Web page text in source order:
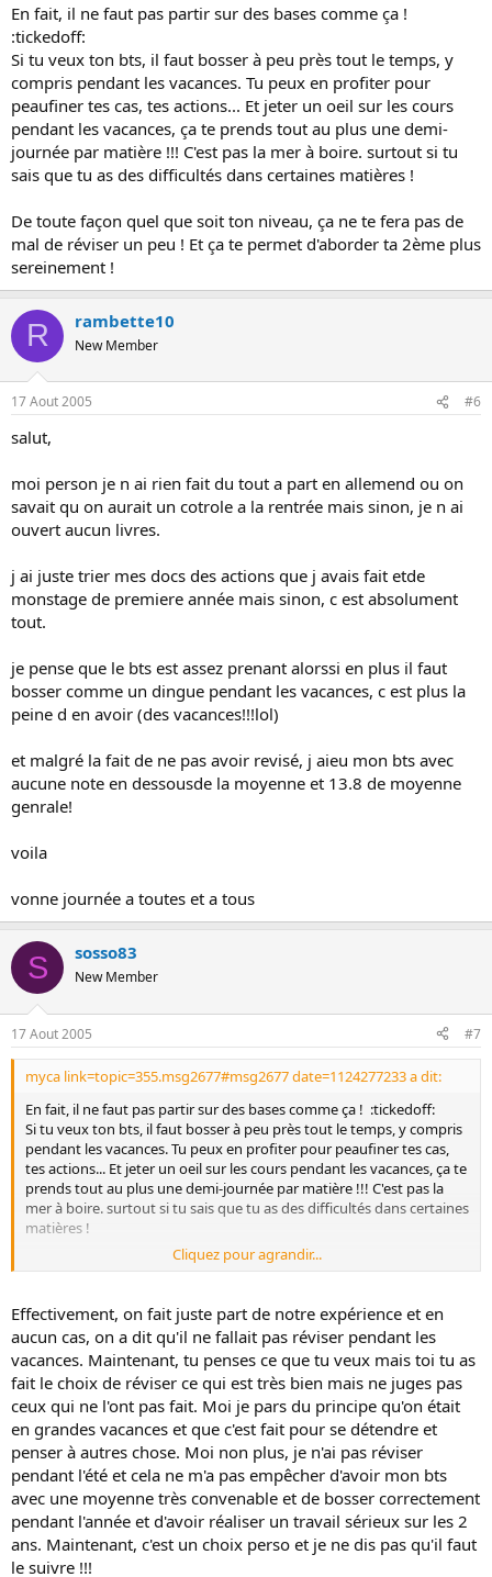
En fait, il ne faut pas partir sur des bases comme ça !
:tickedoff:
Si tu veux ton bts, il faut bosser à peu près tout le temps, y
compris pendant les vacances. Tu peux en profiter pour
peaufiner tes cas, tes actions... Et jeter un oeil sur les cours
pendant les vacances, ça te prends tout au plus une demi-
journée par matière !!! C'est pas la mer à boire. surtout si tu
sais que tu as des difficultés dans certaines matières !
De toute façon quel que soit ton niveau, ça ne te fera pas de
mal de réviser un peu ! Et ça te permet d'aborder ta 2ème plus
sereinement !
R rambette10
New Member
17 Aout 2005 #6
salut,
moi person je n ai rien fait du tout a part en allemend ou on
savait qu on aurait un cotrole a la rentrée mais sinon, je n ai
ouvert aucun livres.
j ai juste trier mes docs des actions que j avais fait etde
monstage de premiere année mais sinon, c est absolument
tout.
je pense que le bts est assez prenant alorssi en plus il faut
bosser comme un dingue pendant les vacances, c est plus la
peine d en avoir (des vacances!!!lol)
et malgré la fait de ne pas avoir revisé, j aieu mon bts avec
aucune note en dessousde la moyenne et 13.8 de moyenne
genrale!
voila
vonne journée a toutes et a tous
S sosso83
New Member
17 Aout 2005 #7
myca link=topic=355.msg2677#msg2677 date=1124277233 a dit:
En fait, il ne faut pas partir sur des bases comme ça ! :tickedoff:
Si tu veux ton bts, il faut bosser à peu près tout le temps, y compris
pendant les vacances. Tu peux en profiter pour peaufiner tes cas,
tes actions... Et jeter un oeil sur les cours pendant les vacances, ça te
prends tout au plus une demi-journée par matière !!! C'est pas la
mer à boire. surtout si tu sais que tu as des difficultés dans certaines
matières !
De toute façon quel que soit ton niveau, ça ne te fera pas de mal de
!
Cliquez pour agrandir...
Effectivement, on fait juste part de notre expérience et en
aucun cas, on a dit qu'il ne fallait pas réviser pendant les
vacances. Maintenant, tu penses ce que tu veux mais toi tu as
fait le choix de réviser ce qui est très bien mais ne juges pas
ceux qui ne l'ont pas fait. Moi je pars du principe qu'on était
en grandes vacances et que c'est fait pour se détendre et
penser à autres chose. Moi non plus, je n'ai pas réviser
pendant l'été et cela ne m'a pas empêcher d'avoir mon bts
avec une moyenne très convenable et de bosser correctement
pendant l'année et d'avoir réaliser un travail sérieux sur les 2
ans. Maintenant, c'est un choix perso et je ne dis pas qu'il faut
le suivre !!!